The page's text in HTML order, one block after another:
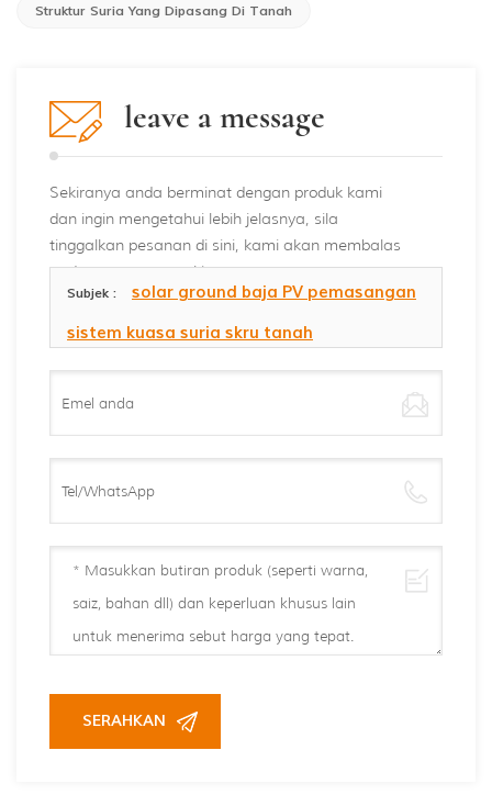
Struktur Suria Yang Dipasang Di Tanah
leave a message
Sekiranya anda berminat dengan produk kami
dan ingin mengetahui lebih jelasnya, sila
tinggalkan pesanan di sini, kami akan membalas
anda secepat mungkin.
Subjek :
solar ground baja PV pemasangan
sistem kuasa suria skru tanah